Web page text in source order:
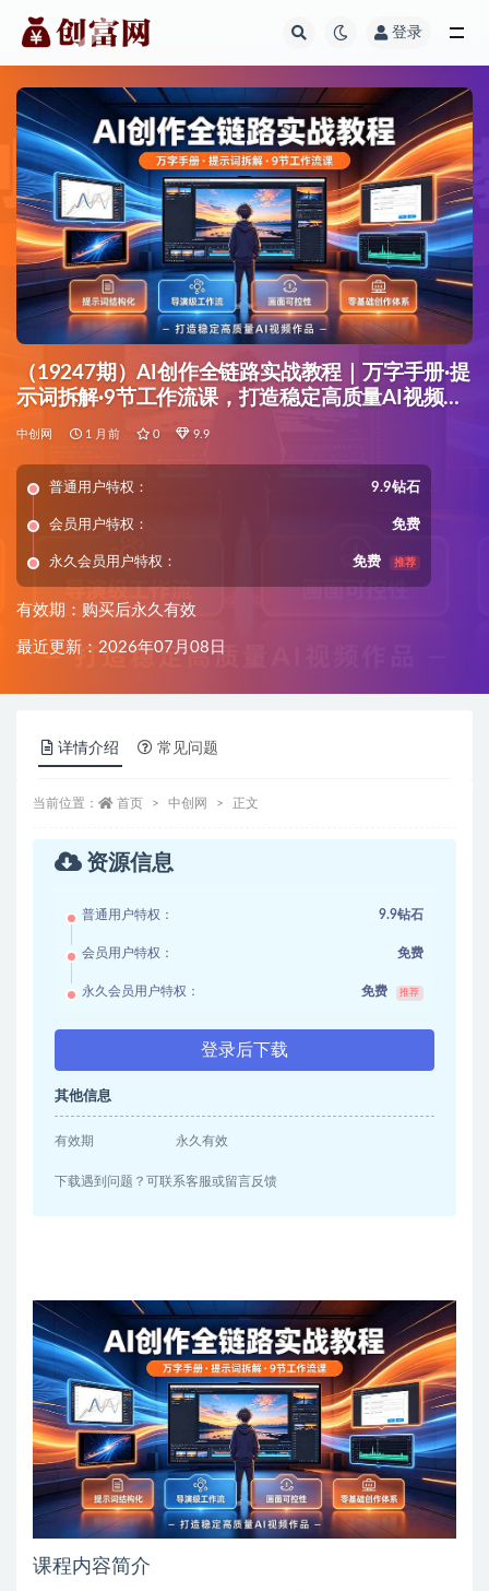
登录
（19247期）AI创作全链路实战教程｜万字手册·提
示词拆解·9节工作流课，打造稳定高质量AI视频作
品
中创网 1 月前 0 9.9
普通用户特权： 9.9钻石
会员用户特权： 免费
永久会员用户特权： 免费 推荐
有效期：购买后永久有效
最近更新：2026年07月08日
详情介绍 常见问题
当前位置： 首页 中创网 正文
资源信息
普通用户特权： 9.9钻石
会员用户特权： 免费
永久会员用户特权： 免费 推荐
登录后下载
其他信息
有效期 永久有效
下载遇到问题？可联系客服或留言反馈
课程内容简介